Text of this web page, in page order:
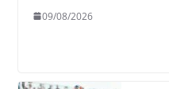
09/08/2026